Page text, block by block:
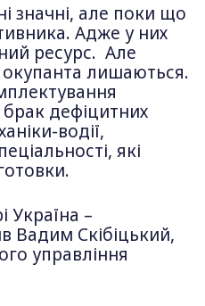
значні, але поки що
Адже у них
ресурс. Але
окупанта лишаються.
брак дефіцитних
водії,
які
Україна –
Вадим Скібіцький,
управління